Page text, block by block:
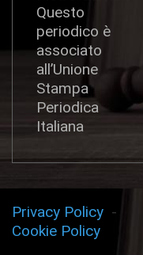
Questo
periodico è
associato
all’Unione
Stampa
Periodica
Italiana
Privacy Policy -
Cookie Policy